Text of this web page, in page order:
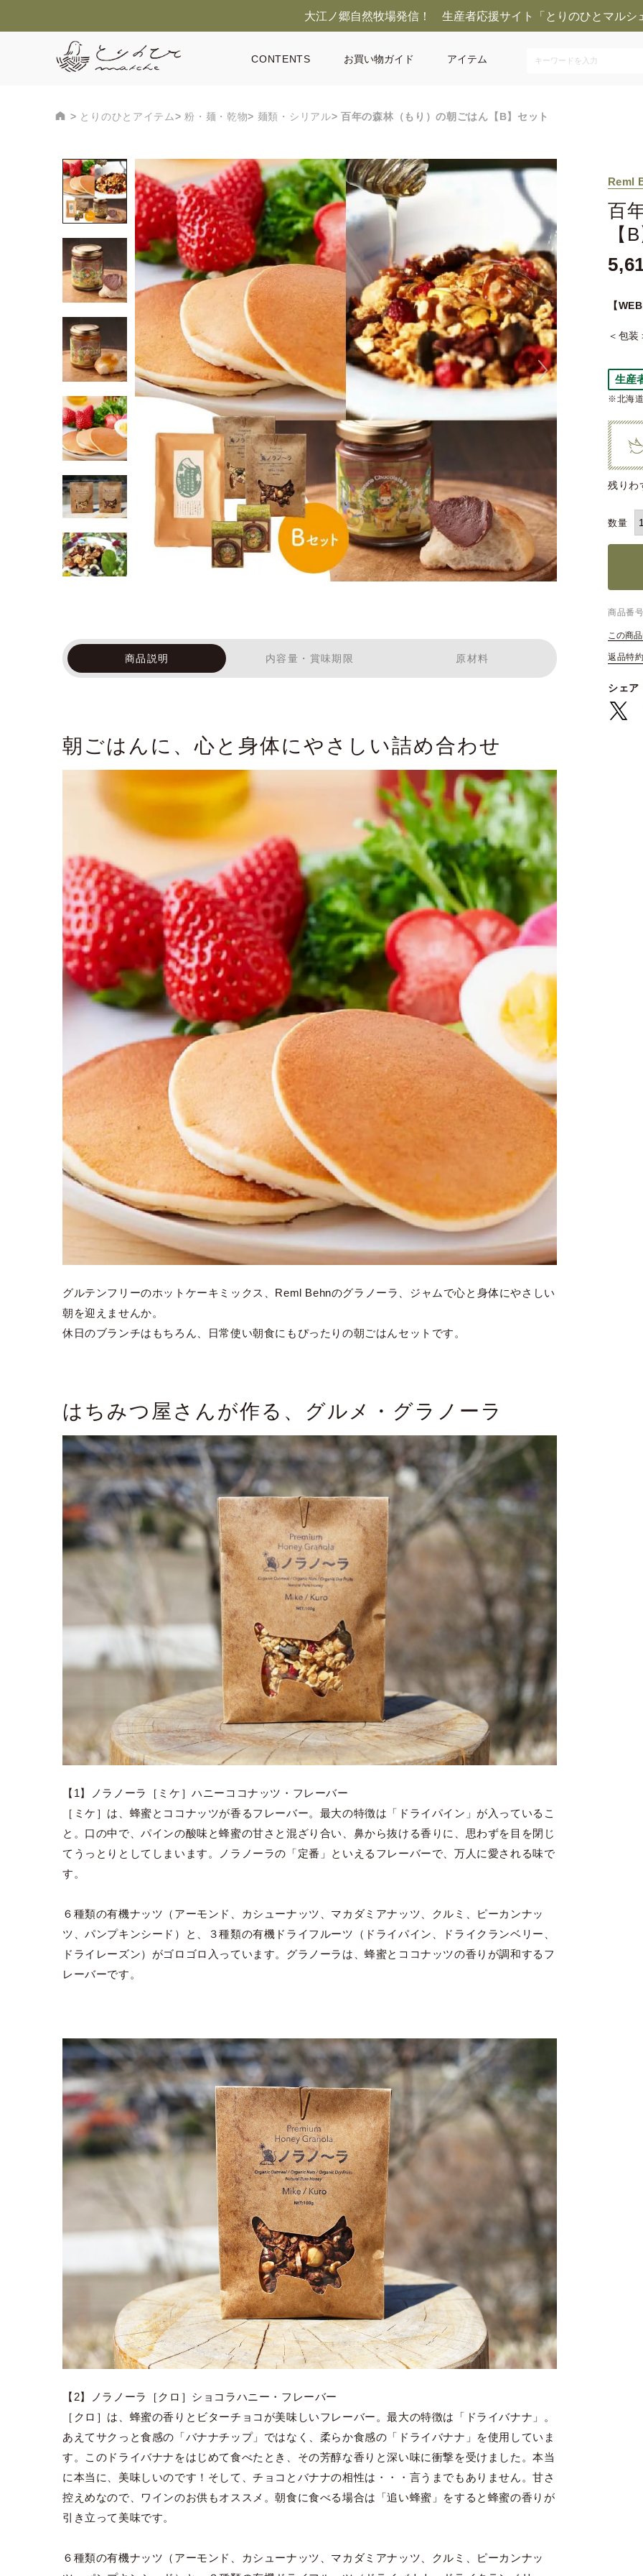
大江ノ郷自然牧場発信！ 生産者応援サイト「とりのひとマルシ
CONTENTS お買い物ガイド アイテム
とりのひとアイテム 粉・麺・乾物 麺類・シリアル 百年の森林（もり）の朝ごはん【B】セット
Reml
百
【
【
＜包
生産
※北海
残りわ
商品番号
この商
返品特
シェア
商品説明 内容量・賞味期限 原材料
朝ごはんに、心と身体にやさしい詰め合わせ
グルテンフリーのホットケーキミックス、Reml Behnのグラノーラ、ジャムで心と身体にやさしい
朝を迎えませんか。
休日のブランチはもちろん、日常使い朝食にもぴったりの朝ごはんセットです。
はちみつ屋さんが作る、グルメ・グラノーラ
【1】ノラノーラ［ミケ］ハニーココナッツ・フレーバー
［ミケ］は、蜂蜜とココナッツが香るフレーバー。最大の特徴は「ドライパイン」が入っているこ
と。口の中で、パインの酸味と蜂蜜の甘さと混ざり合い、鼻から抜ける香りに、思わずを目を閉じ
てうっとりとしてしまいます。ノラノーラの「定番」といえるフレーバーで、万人に愛される味で
す。
６種類の有機ナッツ（アーモンド、カシューナッツ、マカダミアナッツ、クルミ、ピーカンナッ
ツ、パンプキンシード）と、３種類の有機ドライフルーツ（ドライパイン、ドライクランベリー、
ドライレーズン）がゴロゴロ入っています。グラノーラは、蜂蜜とココナッツの香りが調和するフ
レーバーです。
【2】ノラノーラ［クロ］ショコラハニー・フレーバー
［クロ］は、蜂蜜の香りとビターチョコが美味しいフレーバー。最大の特徴は「ドライバナナ」。
あえてサクっと食感の「バナナチップ」ではなく、柔らか食感の「ドライバナナ」を使用していま
す。このドライバナナをはじめて食べたとき、その芳醇な香りと深い味に衝撃を受けました。本当
に本当に、美味しいのです！そして、チョコとバナナの相性は・・・言うまでもありません。甘さ
控えめなので、ワインのお供もオススメ。朝食に食べる場合は「追い蜂蜜」をすると蜂蜜の香りが
引き立って美味です。
６種類の有機ナッツ（アーモンド、カシューナッツ、マカダミアナッツ、クルミ、ピーカンナッ